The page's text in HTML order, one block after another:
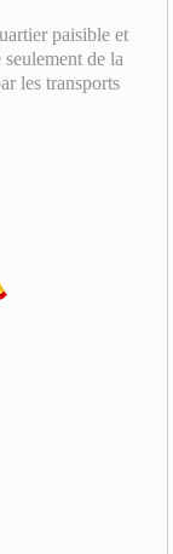
paisible et
de la
les transports